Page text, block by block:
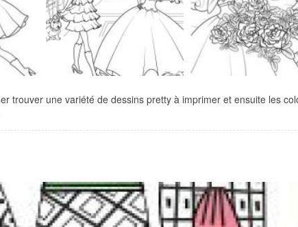
trouver une variété de dessins pretty à imprimer et ensuite les